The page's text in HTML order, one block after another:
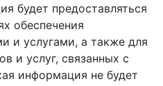
будет предоставляться
обеспечения
и услугами, а также для
и услуг, связанных с
информация не будет